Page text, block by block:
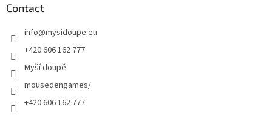
Contact
info@mysidoupe.eu
+420 606 162 777
Myší doupě
mousedengames/
+420 606 162 777